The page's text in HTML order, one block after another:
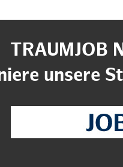
TRAUMJOB
unsere